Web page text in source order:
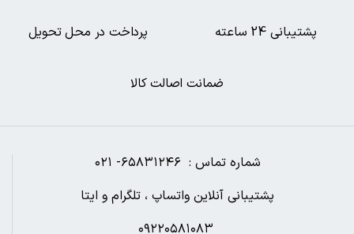
ضمانت اصالت کالا
پرداخت در محل تحویل پشتیبانی 24 ساعته
شماره تماس : ۶۵۸۳۱۲۴۶- ۰۲۱
پشتیبانی آنلاین واتساپ ، تلگرام و ایتا